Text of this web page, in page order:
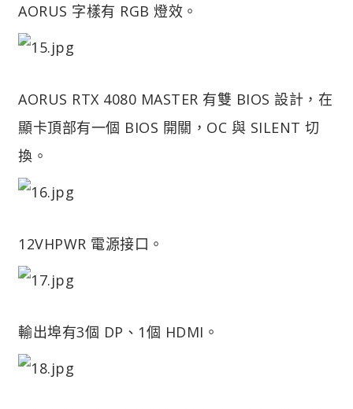
AORUS 字樣有 RGB 燈效。
AORUS RTX 4080 MASTER 有雙 BIOS 設計，在
顯卡頂部有一個 BIOS 開關，OC 與 SILENT 切
換。
12VHPWR 電源接口。
輸出埠有3個 DP、1個 HDMI。